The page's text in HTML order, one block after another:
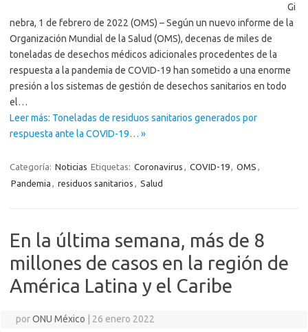
Gi
nebra, 1 de febrero de 2022 (OMS) – Según un nuevo informe de la
Organización Mundial de la Salud (OMS), decenas de miles de
toneladas de desechos médicos adicionales procedentes de la
respuesta a la pandemia de COVID-19 han sometido a una enorme
presión a los sistemas de gestión de desechos sanitarios en todo
el…
Leer más: Toneladas de residuos sanitarios generados por
respuesta ante la COVID-19… »
Categoría: Noticias Etiquetas: Coronavirus , COVID-19, OMS ,
Pandemia , residuos sanitarios , Salud
En la última semana, más de 8
millones de casos en la región de
América Latina y el Caribe
porONU México 26 enero 2022